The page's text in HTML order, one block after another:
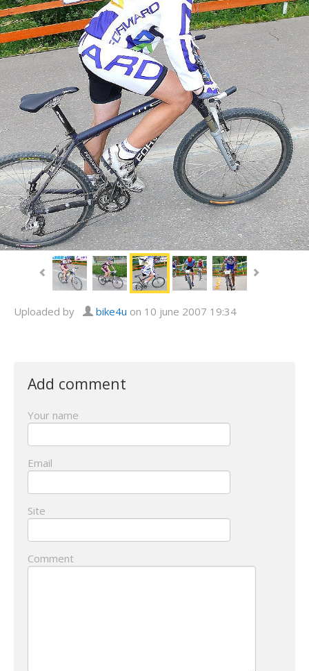
Uploaded by bike4u on 10 june 2007 19:34
Add comment
Your name
Email
Site
Comment